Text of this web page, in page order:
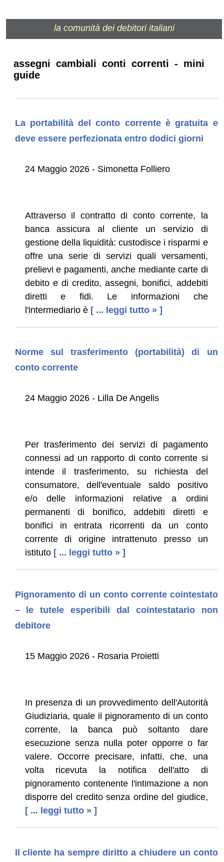
la comunità dei debitori italiani
assegni cambiali conti correnti - mini
guide
La portabilità del conto corrente è gratuita e
deve essere perfezionata entro dodici giorni
24 Maggio 2026 - Simonetta Folliero
Attraverso il contratto di conto corrente, la
banca assicura al cliente un servizio di
gestione della liquidità: custodisce i risparmi e
offre una serie di servizi quali versamenti,
prelievi e pagamenti, anche mediante carte di
debito e di credito, assegni, bonifici, addebiti
diretti e fidi. Le informazioni che
l'intermediario è [ ... leggi tutto » ]
Norme sul trasferimento (portabilità) di un
conto corrente
24 Maggio 2026 - Lilla De Angelis
Per trasferimento dei servizi di pagamento
connessi ad un rapporto di conto corrente si
intende il trasferimento, su richiesta del
consumatore, dell'eventuale saldo positivo
e/o delle informazioni relative a ordini
permanenti di bonifico, addebiti diretti e
bonifici in entrata ricorrenti da un conto
corrente di origine intrattenuto presso un
istituto [ ... leggi tutto » ]
Pignoramento di un conto corrente cointestato
– le tutele esperibili dal cointestatario non
debitore
15 Maggio 2026 - Rosaria Proietti
In presenza di un provvedimento dell'Autorità
Giudiziaria, quale il pignoramento di un conto
corrente, la banca può soltanto dare
esecuzione senza nulla poter opporre o far
valere. Occorre precisare, infatti, che, una
volta ricevuta la notifica dell'atto di
pignoramento contenente l'intimazione a non
disporre del credito senza ordine del giudice,
[ ... leggi tutto » ]
Il cliente ha sempre diritto a chiudere un conto